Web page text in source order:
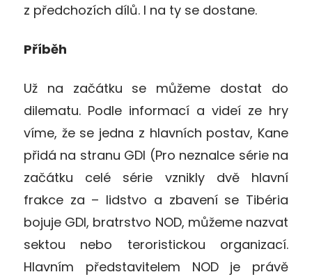
z předchozích dílů. I na ty se dostane.
Příběh
Už na začátku se můžeme dostat do
dilematu. Podle informací a videí ze hry
víme, že se jedna z hlavních postav, Kane
přidá na stranu GDI (Pro neznalce série na
začátku celé série vznikly dvě hlavní
frakce za – lidstvo a zbavení se Tibéria
bojuje GDI, bratrstvo NOD, můžeme nazvat
sektou nebo teroristickou organizací.
Hlavním představitelem NOD je právě